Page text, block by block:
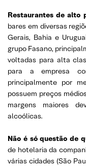
Restaurantes de alto
bares em diversas
Gerais, Bahia e
grupo Fasano,
voltadas para alta
para a empresa
principalmente por
possuem preços
margens maiores
alcoólicas.
Não é só questão de
de hotelaria da
várias cidades (São